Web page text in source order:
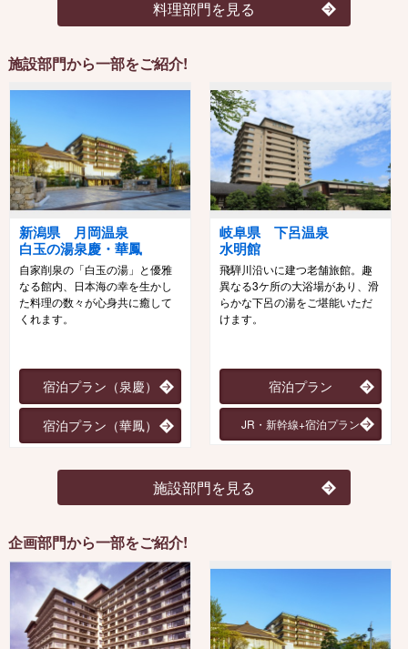
料理部門を見る
施設部門から一部をご紹介!
新潟県 月岡温泉
白玉の湯泉慶・華鳳
自家削泉の「白玉の湯」と優雅
なる館内、日本海の幸を生かし
た料理の数々が心身共に癒して
くれます。
宿泊プラン（泉慶）
宿泊プラン（華鳳）
岐阜県 下呂温泉
水明館
飛騨川沿いに建つ老舗旅館。趣
異なる3ケ所の大浴場があり、滑
らかな下呂の湯をご堪能いただ
けます。
宿泊プラン
JR・新幹線+宿泊プラン
施設部門を見る
企画部門から一部をご紹介!